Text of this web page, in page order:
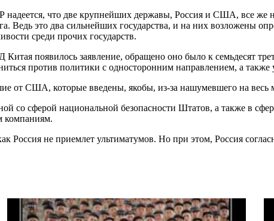
надеется, что две крупнейших державы, Россия и США, все же
Ведь это два сильнейших государства, и на них возложены
среди прочих государств.
Китая появилось заявление, обращено оно было к семьдесят
против политики с односторонним направлением, а также
от США, которые введены, якобы, из-за нашумевшего на весь
со сферой национальной безопасности Штатов, а также в
компаниям.
Россия не приемлет ультиматумов. Но при этом, Россия